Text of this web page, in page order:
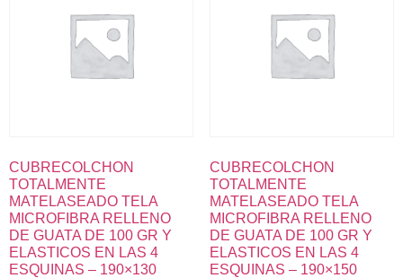
CUBRECOLCHON
TOTALMENTE
MATELASEADO TELA
MICROFIBRA RELLENO
DE GUATA DE 100 GR Y
ELASTICOS EN LAS 4
ESQUINAS – 190×130
CUBRECOLCHON
TOTALMENTE
MATELASEADO TELA
MICROFIBRA RELLENO
DE GUATA DE 100 GR Y
ELASTICOS EN LAS 4
ESQUINAS – 190×150